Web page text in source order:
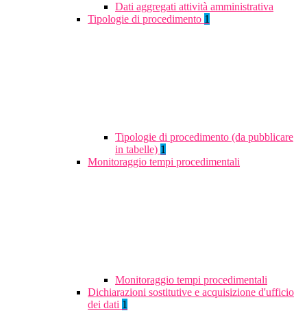
Dati aggregati attività amministrativa
Tipologie di procedimento 1
Tipologie di procedimento (da pubblicare
in tabelle) 1
Monitoraggio tempi procedimentali
Monitoraggio tempi procedimentali
Dichiarazioni sostitutive e acquisizione d'ufficio
dei dati 1